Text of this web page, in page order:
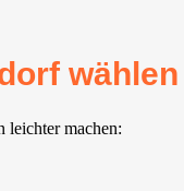
wählen
leichter machen: